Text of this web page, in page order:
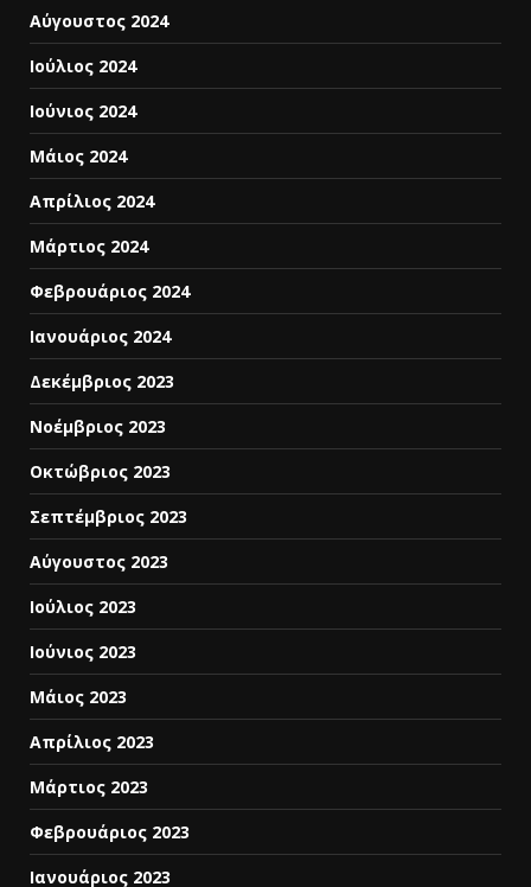
Αύγουστος 2024
Ιούλιος 2024
Ιούνιος 2024
Μάιος 2024
Απρίλιος 2024
Μάρτιος 2024
Φεβρουάριος 2024
Ιανουάριος 2024
Δεκέμβριος 2023
Νοέμβριος 2023
Οκτώβριος 2023
Σεπτέμβριος 2023
Αύγουστος 2023
Ιούλιος 2023
Ιούνιος 2023
Μάιος 2023
Απρίλιος 2023
Μάρτιος 2023
Φεβρουάριος 2023
Ιανουάριος 2023